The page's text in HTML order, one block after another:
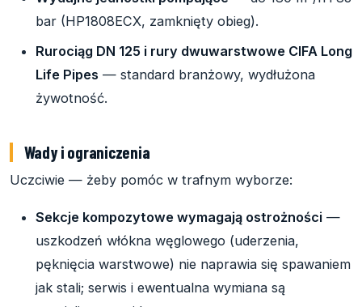
bar (HP1808ECX, zamknięty obieg).
Rurociąg DN 125 i rury dwuwarstwowe CIFA Long
Life Pipes — standard branżowy, wydłużona
żywotność.
Wady i ograniczenia
Uczciwie — żeby pomóc w trafnym wyborze:
Sekcje kompozytowe wymagają ostrożności —
uszkodzeń włókna węglowego (uderzenia,
pęknięcia warstwowe) nie naprawia się spawaniem
jak stali; serwis i ewentualna wymiana są